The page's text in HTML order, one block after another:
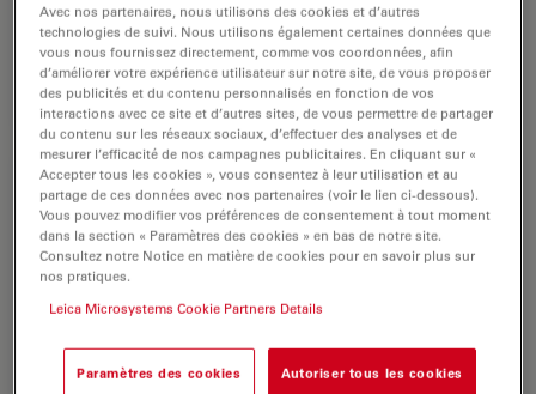
par la gauche ou la droite. En fonction de la direction
de l'éclairage, différents contrastes et ombrages sont
possibles.
Avec nos partenaires, nous utilisons des cookies et d’autres
technologies de suivi. Nous utilisons également certaines données que
vous nous fournissez directement, comme vos coordonnées, afin
d’améliorer votre expérience utilisateur sur notre site, de vous proposer
des publicités et du contenu personnalisés en fonction de vos
interactions avec ce site et d’autres sites, de vous permettre de partager
du contenu sur les réseaux sociaux, d’effectuer des analyses et de
mesurer l’efficacité de nos campagnes publicitaires. En cliquant sur «
Accepter tous les cookies », vous consentez à leur utilisation et au
partage de ces données avec nos partenaires (voir le lien ci-dessous).
Vous pouvez modifier vos préférences de consentement à tout moment
dans la section « Paramètres des cookies » en bas de notre site.
Consultez notre Notice en matière de cookies pour en savoir plus sur
nos pratiques.
Leica Microsystems Cookie Partners Details
Paramètres des cookies Autoriser tous les cookies